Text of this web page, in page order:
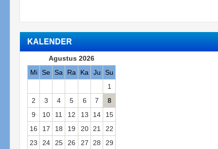
KALENDER
Agustus 2026
Mi Se Sa Ra Ka Ju
Su
1
2
3 4 5 6 7
8
9
10 11 12 13 14
15
16
17 18 19 20 21
22
23
24 25 26 27 28
29